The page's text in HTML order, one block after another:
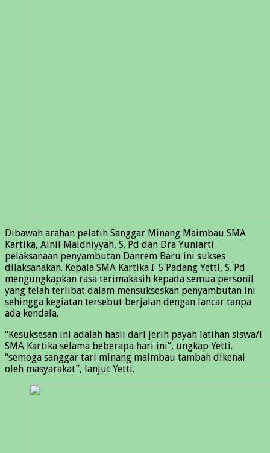
Dibawah arahan pelatih Sanggar Minang Maimbau SMA
Kartika, Ainil Maidhiyyah, S. Pd dan Dra Yuniarti
pelaksanaan penyambutan Danrem Baru ini sukses
dilaksanakan. Kepala SMA Kartika I-5 Padang Yetti, S. Pd
mengungkapkan rasa terimakasih kepada semua personil
yang telah terlibat dalam mensukseskan penyambutan ini
sehingga kegiatan tersebut berjalan dengan lancar tanpa
ada kendala.
“Kesuksesan ini adalah hasil dari jerih payah latihan siswa/i
SMA Kartika selama beberapa hari ini”, ungkap Yetti.
“semoga sanggar tari minang maimbau tambah dikenal
oleh masyarakat”, lanjut Yetti.